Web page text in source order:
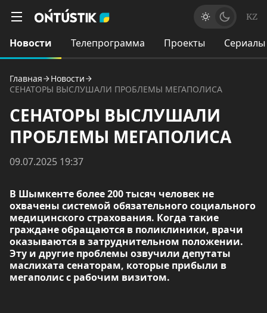
KZ
Новости Телепрограмма Проекты Сериалы
Главная
Новости
СЕНАТОРЫ ВЫСЛУШАЛИ ПРОБЛЕМЫ МЕГАПОЛИСА
СЕНАТОРЫ ВЫСЛУШАЛИ
ПРОБЛЕМЫ МЕГАПОЛИСА
09.07.2025 19:37
В Шымкенте более 200 тысяч человек не
охвачены системой обязательного социального
медицинского страхования. Когда такие
граждане обращаются в поликлиники, врачи
оказываются в затруднительном положении.
Эту и другие проблемы озвучили депутаты
маслихата сенаторам, которые прибыли в
мегаполис с рабочим визитом.